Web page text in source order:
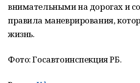
внимательными на дорогах и
правила маневрирования,
жизнь.
Фото: Госавтоинспекция РБ.